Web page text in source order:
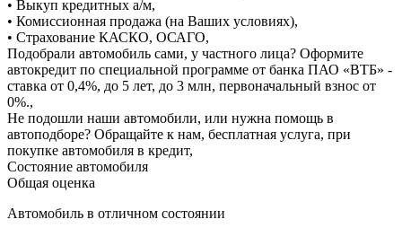
• Выкуп кредитных а/м,
• Комиссионная продажа (на Ваших условиях),
• Страхование КАСКО, ОСАГО,
Подобрали автомобиль сами, у частного лица? Оформите
автокредит по специальной программе от банка ПАО «ВТБ» -
ставка от 0,4%, до 5 лет, до 3 млн, первоначальный взнос от
0%.,
Не подошли наши автомобили, или нужна помощь в
автоподборе? Обращайте к нам, бесплатная услуга, при
покупке автомобиля в кредит,
Состояние автомобиля
Общая оценка
Автомобиль в отличном состоянии